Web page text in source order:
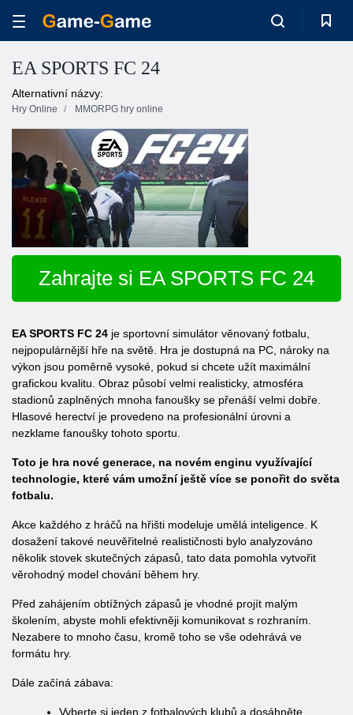
EA SPORTS FC 24
Alternativní názvy:
Hry Online MMORPG hry online
Zahrajte si EA SPORTS FC 24
EA SPORTS FC 24 je sportovní simulátor věnovaný fotbalu,
nejpopulárnější hře na světě. Hra je dostupná na PC, nároky na
výkon jsou poměrně vysoké, pokud si chcete užít maximální
grafickou kvalitu. Obraz působí velmi realisticky, atmosféra
stadionů zaplněných mnoha fanoušky se přenáší velmi dobře.
Hlasové herectví je provedeno na profesionální úrovni a
nezklame fanoušky tohoto sportu.
Toto je hra nové generace, na novém enginu využívající
technologie, které vám umožní ještě více se ponořit do světa
fotbalu.
Akce každého z hráčů na hřišti modeluje umělá inteligence. K
dosažení takové neuvěřitelné realističnosti bylo analyzováno
několik stovek skutečných zápasů, tato data pomohla vytvořit
věrohodný model chování během hry.
Před zahájením obtížných zápasů je vhodné projít malým
školením, abyste mohli efektivněji komunikovat s rozhraním.
Nezabere to mnoho času, kromě toho se vše odehrává ve
formátu hry.
Dále začíná zábava:
Vyberte si jeden z fotbalových klubů a dosáhněte